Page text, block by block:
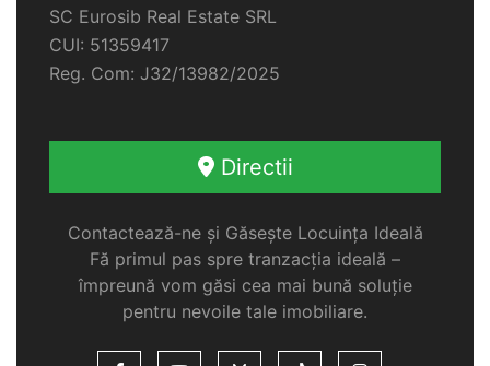
SC Eurosib Real Estate SRL
CUI: 51359417
Reg. Com: J32/13982/2025
Directii
Contactează-ne și Găsește Locuința Ideală
Fă primul pas spre tranzacția ideală –
împreună vom găsi cea mai bună soluție
pentru nevoile tale imobiliare.